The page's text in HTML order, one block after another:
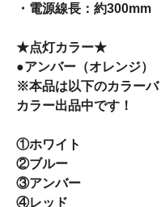
・電源線長：約300mm
★点灯カラー★
●アンバー（オレンジ）
※本品は以下のカラー
カラー出品中です！
①ホワイト
②ブルー
③アンバー
④レッド